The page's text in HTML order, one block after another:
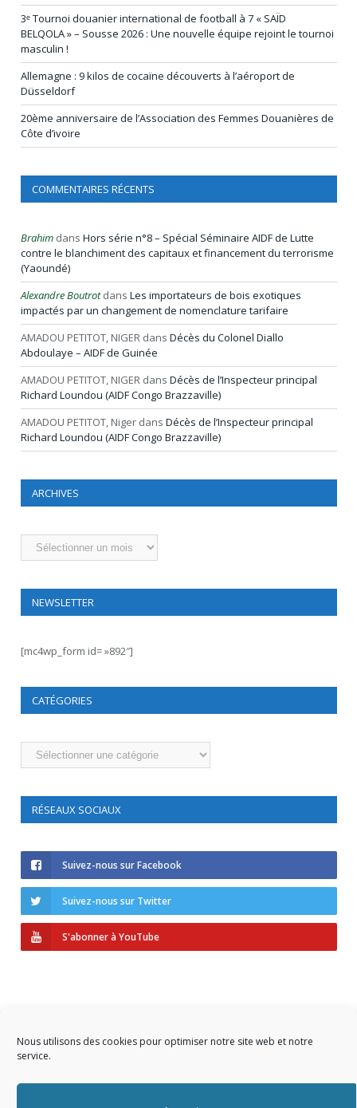
Nous utilisons des cookies pour optimiser notre site web et notre
service.
3ᵉ Tournoi douanier international de football à 7 « SAÏD
BELQOLA » – Sousse 2026 : Une nouvelle équipe rejoint le tournoi
masculin !
Allemagne : 9 kilos de cocaïne découverts à l’aéroport de
Düsseldorf
20ème anniversaire de l’Association des Femmes Douanières de
Côte d’ivoire
COMMENTAIRES RÉCENTS
Brahim dans Hors série n°8 – Spécial Séminaire AIDF de Lutte
contre le blanchiment des capitaux et financement du terrorisme
(Yaoundé)
Alexandre Boutrotdans Les importateurs de bois exotiques
impactés par un changement de nomenclature tarifaire
AMADOU PETITOT, NIGER dans Décès du Colonel Diallo
Abdoulaye – AIDF de Guinée
AMADOU PETITOT, NIGER dans Décès de l’Inspecteur principal
Richard Loundou (AIDF Congo Brazzaville)
AMADOU PETITOT, Niger dans Décès de l’Inspecteur principal
Richard Loundou (AIDF Congo Brazzaville)
ARCHIVES
Archives
NEWSLETTER
[mc4wp_form id= »892″]
CATÉGORIES
Catégories
RÉSEAUX SOCIAUX
Suivez-nous sur Facebook
Suivez-nous sur Twitter
S'abonner à YouTube
Copyright © 2023 AIDF